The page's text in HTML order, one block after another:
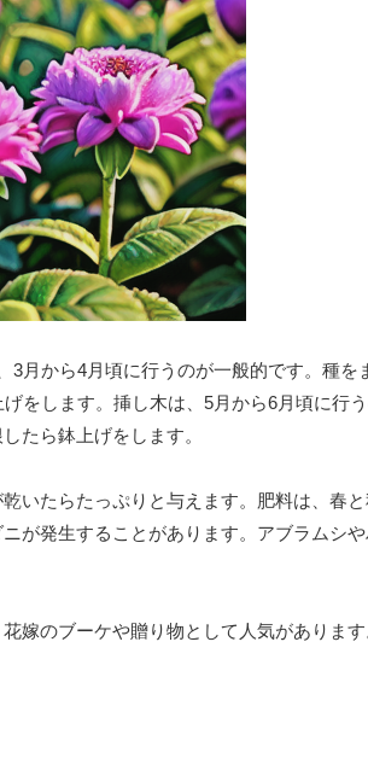
月から4月頃に行うのが一般的です。種を
をします。挿し木は、5月から6月頃に行
たら鉢上げをします。
いたらたっぷりと与えます。肥料は、春
が発生することがあります。アブラムシ
嫁のブーケや贈り物として人気があります